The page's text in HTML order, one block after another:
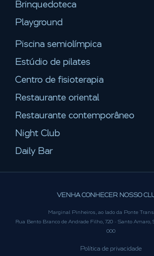
Brinquedoteca
Playground
Piscina semiolímpica
Estúdio de pilates
Centro de fisioterapia
Restaurante oriental
Restaurante contemporâneo
Night Club
Daily Bar
VENHA CONHECER NOSSO
Marginal Pinheiros, ao lado da Ponte
Rua Bento Branco de Andrade Filho, 720 - Santo Amaro,
000
Política de privacidade